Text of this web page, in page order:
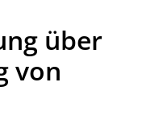
über
von